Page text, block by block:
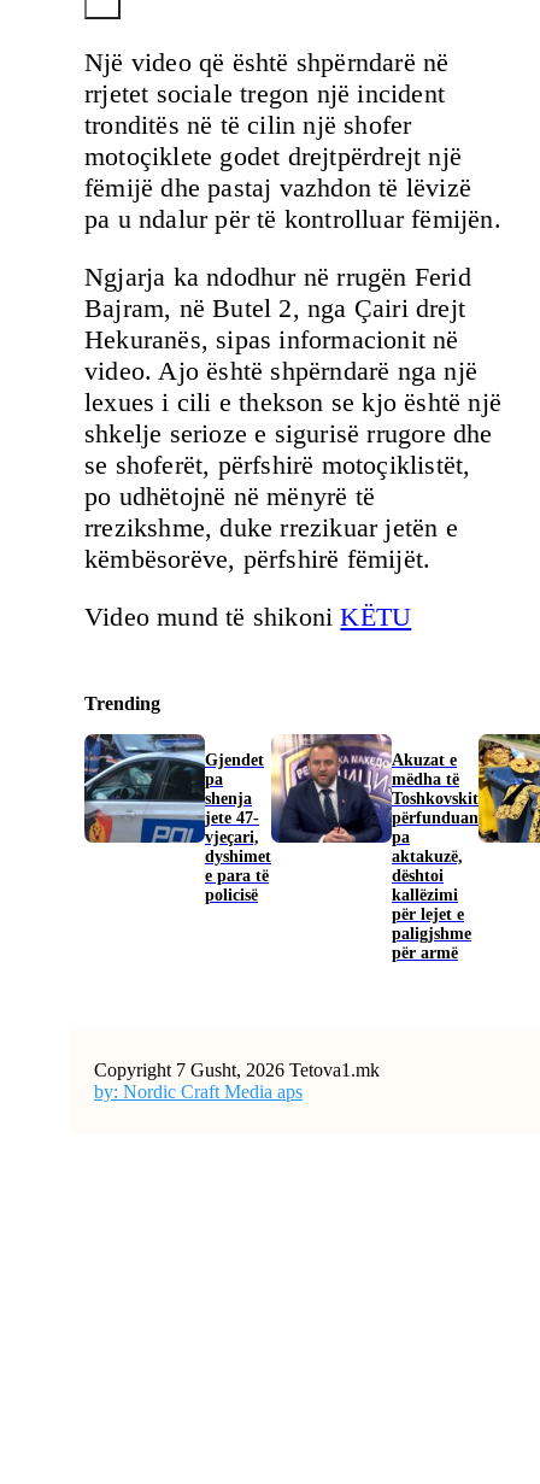
Një video që është shpërndarë në
rrjetet sociale tregon një incident
tronditës në të cilin një shofer
motoçiklete godet drejtpërdrejt një
fëmijë dhe pastaj vazhdon të lëvizë
pa u ndalur për të kontrolluar fëmijën.
Ngjarja ka ndodhur në rrugën Ferid
Bajram, në Butel 2, nga Çairi drejt
Hekuranës, sipas informacionit në
video. Ajo është shpërndarë nga një
lexues i cili e thekson se kjo është një
shkelje serioze e sigurisë rrugore dhe
se shoferët, përfshirë motoçiklistët,
po udhëtojnë në mënyrë të
rrezikshme, duke rrezikuar jetën e
këmbësorëve, përfshirë fëmijët.
Video mund të shikoniKËTU
Trending
Gjendet
pa
shenja
jete 47-
vjeçari,
dyshimet
e para të
policisë
Akuzat e
mëdha të
Toshkovskit
përfunduan
pa
aktakuzë,
dështoi
kallëzimi
për lejet e
paligjshme
për armë
Copyright 7 Gusht, 2026 Tetova1.mk
by: Nordic Craft Media aps